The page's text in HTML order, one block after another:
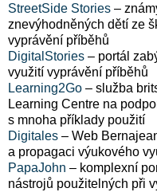
StreetSide Stories –
znevýhodněných dětí ze
vyprávění příběhů
DigitalStories – portál
využití vyprávění příběhů
Learning2Go – služba
Learning Centre na
s mnoha příklady použití
Digitales – Web
a propagaci výukového
PapaJohn – komplexní
nástrojů použitelných při